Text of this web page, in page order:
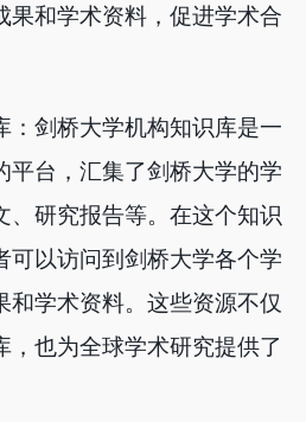
果和学术资料，促进学术合
：剑桥大学机构知识库是一
平台，汇集了剑桥大学的学
、研究报告等。在这个知识
可以访问到剑桥大学各个学
和学术资料。这些资源不仅
，也为全球学术研究提供了